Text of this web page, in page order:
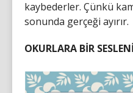
kaybederler. Çünkü
sonunda gerçeği ayırır.
OKURLARA BİR